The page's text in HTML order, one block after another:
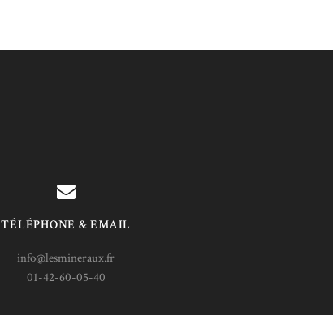
TÉLÉPHONE & EMAIL
info@lesmineraux.fr
01-42-60-05-40